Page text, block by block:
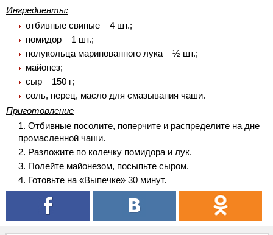
Ингредиенты:
отбивные свиные – 4 шт.;
помидор – 1 шт.;
полукольца маринованного лука – ½ шт.;
майонез;
сыр – 150 г;
соль, перец, масло для смазывания чаши.
Приготовление
Отбивные посолите, поперчите и распределите на дне
промасленной чаши.
Разложите по колечку помидора и лук.
Полейте майонезом, посыпьте сыром.
Готовьте на «Выпечке» 30 минут.